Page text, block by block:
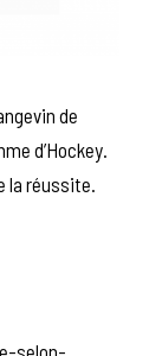
de
d’Hockey.
la réussite.
selon-